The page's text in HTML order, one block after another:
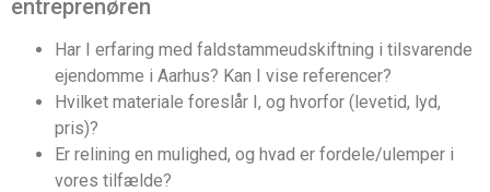
entreprenøren
Har I erfaring med faldstammeudskiftning i tilsvarende
ejendomme i Aarhus? Kan I vise referencer?
Hvilket materiale foreslår I, og hvorfor (levetid, lyd,
pris)?
Er relining en mulighed, og hvad er fordele/ulemper i
vores tilfælde?